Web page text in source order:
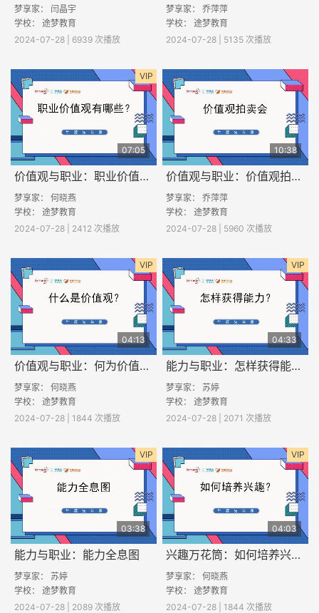
梦享家： 闫晶宇
学校： 途梦教育
2024-07-28 | 6939 次播放
梦享家： 乔萍萍
学校： 途梦教育
2024-07-28 | 5135 次播放
VIP
07:05
价值观与职业：职业价值观有哪些？
梦享家： 何晓燕
学校： 途梦教育
2024-07-28 | 2412 次播放
10:38
价值观与职业：价值观拍卖会
梦享家： 乔萍萍
学校： 途梦教育
2024-07-28 | 5960 次播放
VIP
04:13
价值观与职业：何为价值观？
梦享家： 何晓燕
学校： 途梦教育
2024-07-28 | 1844 次播放
VIP
04:33
能力与职业：怎样获得能力？
梦享家： 苏婷
学校： 途梦教育
2024-07-28 | 2071 次播放
VIP
03:38
能力与职业：能力全息图
梦享家： 苏婷
学校： 途梦教育
2024-07-28 | 2089 次播放
VIP
04:03
兴趣万花筒：如何培养兴趣？
梦享家： 何晓燕
学校： 途梦教育
2024-07-28 | 1844 次播放